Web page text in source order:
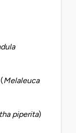
Melaleuca
piperita)